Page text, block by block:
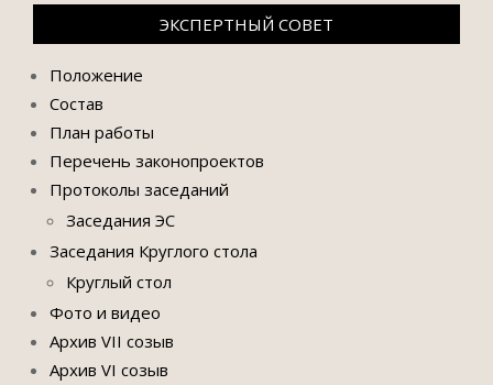
ЭКСПЕРТНЫЙ СОВЕТ
Положение
Состав
План работы
Перечень законопроектов
Протоколы заседаний
Заседания ЭС
Заседания Круглого стола
Круглый стол
Фото и видео
Архив VII созыв
Архив VI созыв